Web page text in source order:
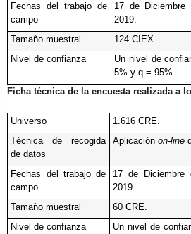
Fechas del trabajo de
campo
17 de
2019.
Tamaño muestral
124 CIEX.
Nivel de confianza
Un nivel de
5% y q = 95%
Ficha técnica de la encuesta realizada a
Universo
1.616 CRE.
Técnica de recogida
de datos
Aplicación on-line
Fechas del trabajo de
campo
17 de
2019.
Tamaño muestral
60 CRE.
Nivel de confianza
Un nivel de